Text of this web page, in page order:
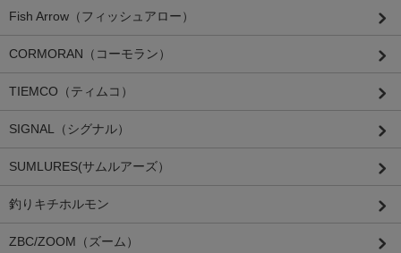
Fish Arrow（フィッシュアロー）
CORMORAN（コーモラン）
TIEMCO（ティムコ）
SIGNAL（シグナル）
SUMLURES(サムルアーズ）
釣りキチホルモン
ZBC/ZOOM（ズーム）